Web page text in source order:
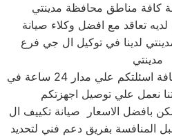
كافة مناطق محافظة مدينتي‏
تعاقد مع افضل وكلاء صيانة
لدينا في توكيل ال جي فرع
مدينتي‏
فريق مخصص للرد علي كافة اسئلتكم علي مدار 24 ساعة في
نعمل علي توصيل اجهزتكم
بافضل الاسعار صيانة تكييف ال
المنافسة بفريق دعم فني لتحديد